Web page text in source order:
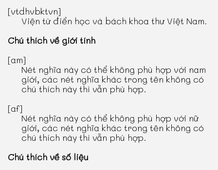
[vtdhvbktvn]
Viện từ điển học và bách khoa thư Việt Nam.
Chú thích về giới tính
[am]
Nét nghĩa này có thể không phù hợp với nam
giới, các nét nghĩa khác trong tên không có
chú thích này thì vẫn phù hợp.
[af]
Nét nghĩa này có thể không phù hợp với nữ
giới, các nét nghĩa khác trong tên không có
chú thích này thì vẫn phù hợp.
Chú thích về số liệu